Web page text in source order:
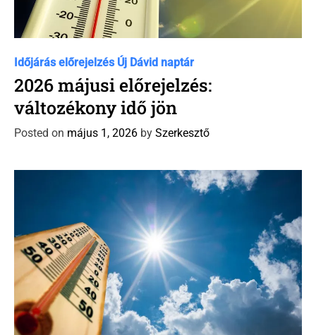
C
a
t
e
g
Időjárás előrejelzés Új Dávid naptár
2026 májusi előrejelzés:
változékony idő jön
Posted on május 1, 2026 by Szerkesztő